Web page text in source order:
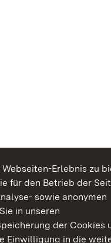
Erlebnis zu
für den Betrieb der
sowie anonymen
in unseren
der Cookies
Einwilligung in die